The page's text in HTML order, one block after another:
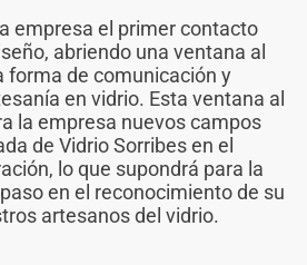
empresa el primer contacto
abriendo una ventana al
forma de comunicación y
en vidrio. Esta ventana al
la empresa nuevos campos
de Vidrio Sorribes en el
lo que supondrá para la
en el reconocimiento de su
artesanos del vidrio.